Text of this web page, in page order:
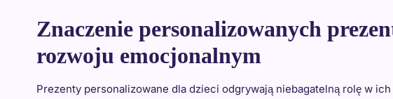
Znaczenie personalizowanych
rozwoju emocjonalnym
Prezenty personalizowane dla dzieci odgrywają niebagatelną rolę w